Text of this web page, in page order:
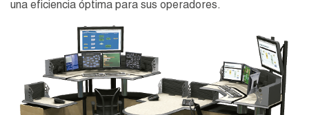
una eficiencia óptima para sus operadores.